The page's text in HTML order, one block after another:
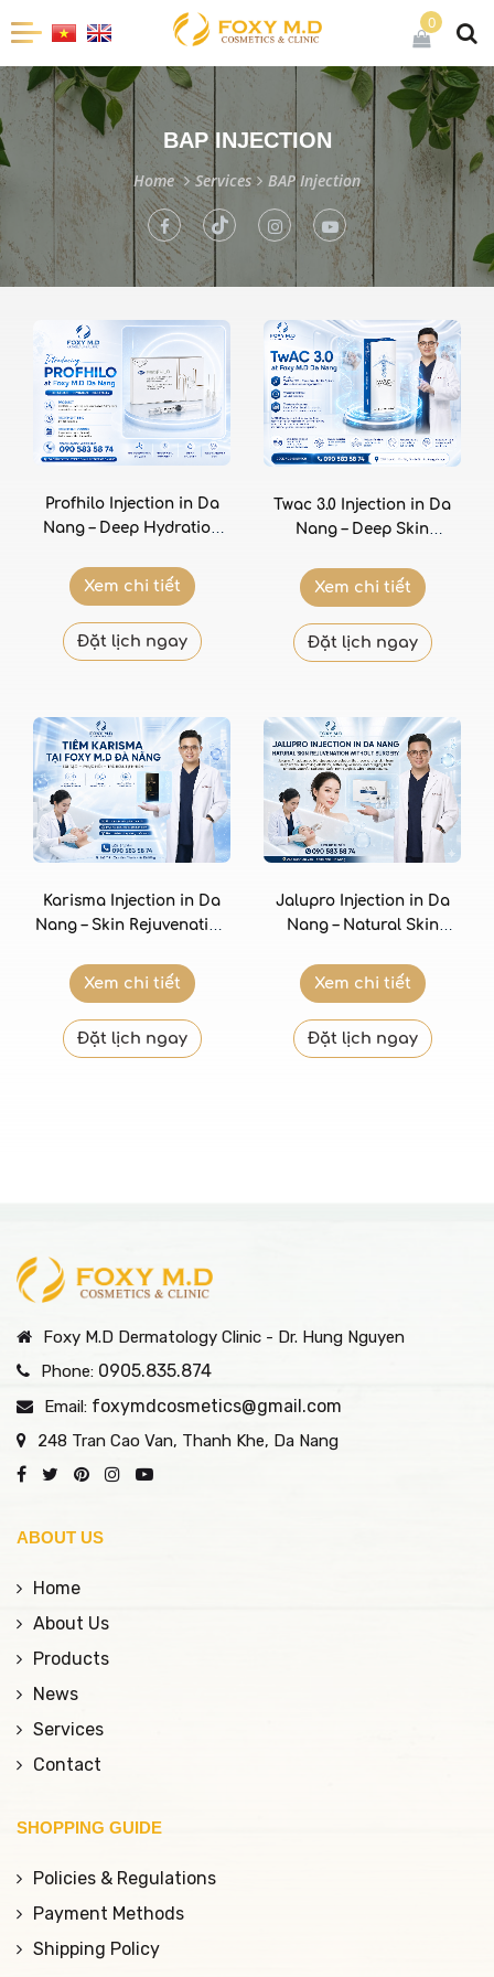
0
BAP INJECTION
Home Services BAP Injection
Profhilo Injection in Da
Nang – Deep Hydration
Remodelling
Xem chi tiết
Đặt lịch ngay
Twac 3.0 Injection in Da
Nang – Deep Skin
Dinucleotide Technology
Xem chi tiết
Đặt lịch ngay
Karisma Injection in Da
Nang – Skin Rejuvenation
Xem chi tiết
Đặt lịch ngay
Jalupro Injection in Da
Nang – Natural Skin
Surgery
Xem chi tiết
Đặt lịch ngay
Foxy M.D Dermatology Clinic - Dr. Hung Nguyen
Phone: 0905.835.874
Email: foxymdcosmetics@gmail.com
248 Tran Cao Van, Thanh Khe, Da Nang
ABOUT US
Home
About Us
Products
News
Services
Contact
SHOPPING GUIDE
Policies & Regulations
Payment Methods
Shipping Policy